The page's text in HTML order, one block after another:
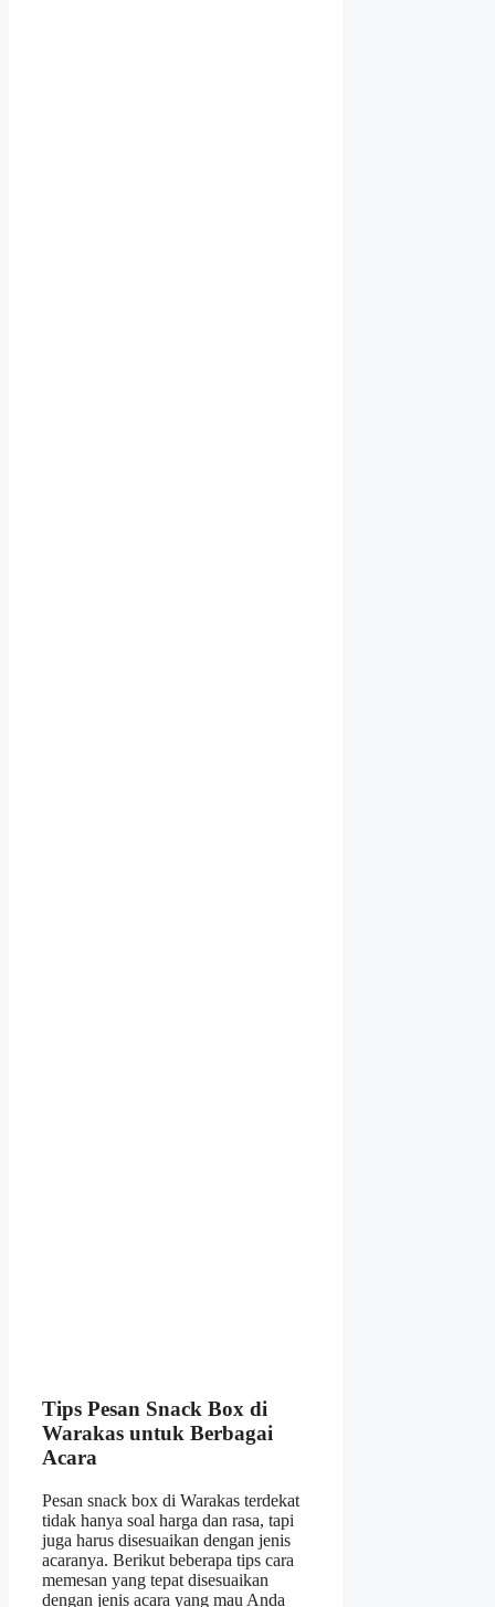
Tips Pesan Snack Box di
Warakas untuk Berbagai
Acara
Pesan snack box di Warakas terdekat
tidak hanya soal harga dan rasa, tapi
juga harus disesuaikan dengan jenis
acaranya. Berikut beberapa tips cara
memesan yang tepat disesuaikan
dengan jenis acara yang mau Anda